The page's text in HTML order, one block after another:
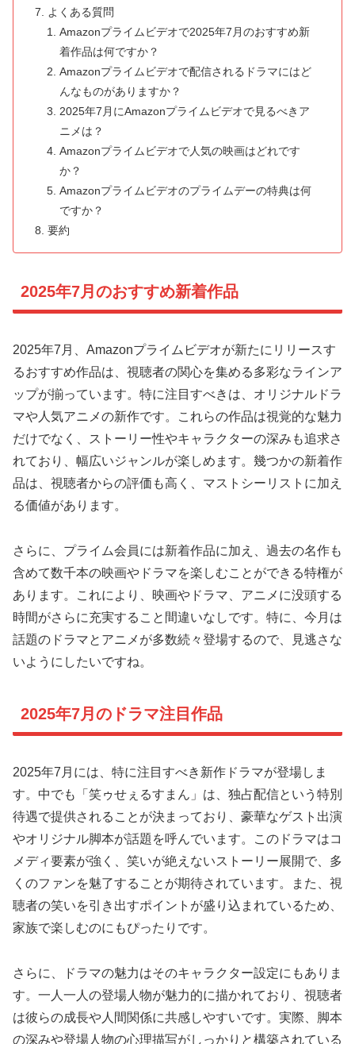
よくある質問
Amazonプライムビデオで2025年7月のおすすめ新
着作品は何ですか？
Amazonプライムビデオで配信されるドラマにはど
んなものがありますか？
2025年7月にAmazonプライムビデオで見るべきア
ニメは？
Amazonプライムビデオで人気の映画はどれです
か？
Amazonプライムビデオのプライムデーの特典は何
ですか？
要約
2025年7月のおすすめ新着作品
2025年7月、Amazonプライムビデオが新たにリリースす
るおすすめ作品は、視聴者の関心を集める多彩なラインア
ップが揃っています。特に注目すべきは、オリジナルドラ
マや人気アニメの新作です。これらの作品は視覚的な魅力
だけでなく、ストーリー性やキャラクターの深みも追求さ
れており、幅広いジャンルが楽しめます。幾つかの新着作
品は、視聴者からの評価も高く、マストシーリストに加え
る価値があります。
さらに、プライム会員には新着作品に加え、過去の名作も
含めて数千本の映画やドラマを楽しむことができる特権が
あります。これにより、映画やドラマ、アニメに没頭する
時間がさらに充実すること間違いなしです。特に、今月は
話題のドラマとアニメが多数続々登場するので、見逃さな
いようにしたいですね。
2025年7月のドラマ注目作品
2025年7月には、特に注目すべき新作ドラマが登場しま
す。中でも「笑ゥせぇるすまん」は、独占配信という特別
待遇で提供されることが決まっており、豪華なゲスト出演
やオリジナル脚本が話題を呼んでいます。このドラマはコ
メディ要素が強く、笑いが絶えないストーリー展開で、多
くのファンを魅了することが期待されています。また、視
聴者の笑いを引き出すポイントが盛り込まれているため、
家族で楽しむのにもぴったりです。
さらに、ドラマの魅力はそのキャラクター設定にもありま
す。一人一人の登場人物が魅力的に描かれており、視聴者
は彼らの成長や人間関係に共感しやすいです。実際、脚本
の深みや登場人物の心理描写がしっかりと構築されている